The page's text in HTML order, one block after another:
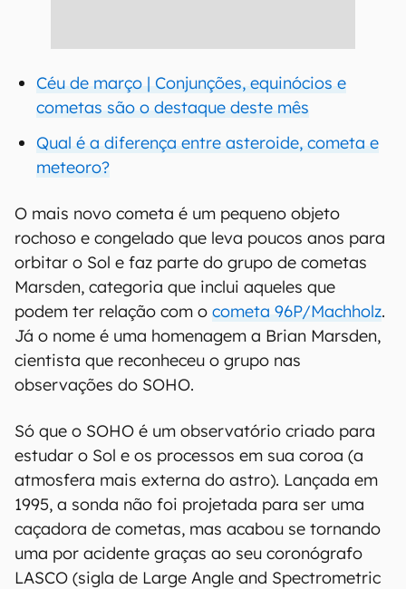
Céu de março | Conjunções, equinócios e
cometas são o destaque deste mês
Qual é a diferença entre asteroide, cometa e
meteoro?
O mais novo cometa é um pequeno objeto
rochoso e congelado que leva poucos anos para
orbitar o Sol e faz parte do grupo de cometas
Marsden, categoria que inclui aqueles que
podem ter relação com o cometa 96P/Machholz.
Já o nome é uma homenagem a Brian Marsden,
cientista que reconheceu o grupo nas
observações do SOHO.
Só que o SOHO é um observatório criado para
estudar o Sol e os processos em sua coroa (a
atmosfera mais externa do astro). Lançada em
1995, a sonda não foi projetada para ser uma
caçadora de cometas, mas acabou se tornando
uma por acidente graças ao seu coronógrafo
LASCO (sigla de Large Angle and Spectrometric